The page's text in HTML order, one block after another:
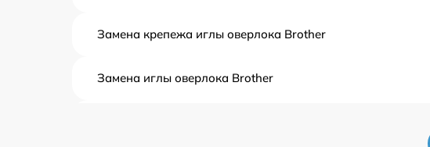
Замена крепежа иглы оверлока Brother
Замена иглы оверлока Brother